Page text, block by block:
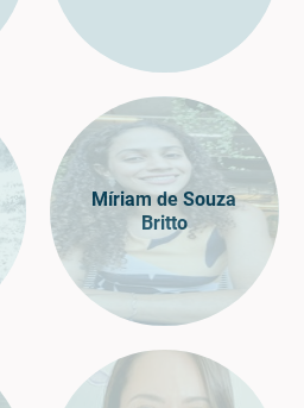
Míriam de Souza
Britto